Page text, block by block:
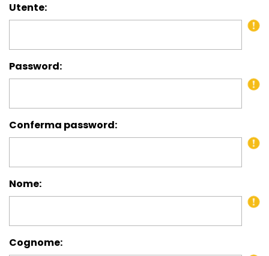
Utente:
Password:
Conferma password:
Nome:
Cognome: